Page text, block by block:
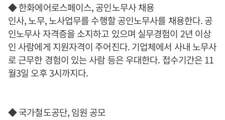
◆ 한화에어로스페이스, 공인노무사 채용
인사, 노무, 노사업무를 수행할 공인노무사를 채용한다. 공
인노무사 자격증을 소지하고 있으며 실무경험이 2년 이상
인 사람에게 지원자격이 주어진다. 기업체에서 사내 노무사
로 근무한 경험이 있는 사람 등은 우대한다. 접수기간은 11
월3일 오후 3시까지다.
◆ 국가철도공단, 임원 공모